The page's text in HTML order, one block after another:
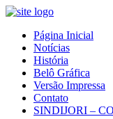
Página Inicial
Notícias
História
Belô Gráfica
Versão Impressa
Contato
SINDIJORI –